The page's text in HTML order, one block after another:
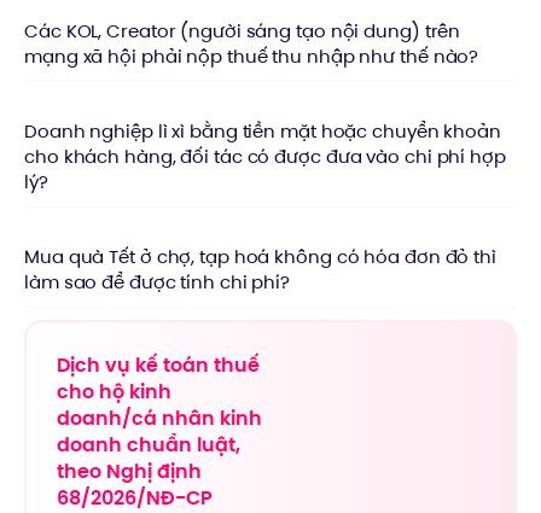
Các KOL, Creator (người sáng tạo nội dung) trên
mạng xã hội phải nộp thuế thu nhập như thế nào?
Doanh nghiệp lì xì bằng tiền mặt hoặc chuyển khoản
cho khách hàng, đối tác có được đưa vào chi phí hợp
lý?
Mua quà Tết ở chợ, tạp hoá không có hóa đơn đỏ thì
làm sao để được tính chi phí?
Dịch vụ kế toán thuế
cho hộ kinh
doanh/cá nhân kinh
doanh chuẩn luật,
theo Nghị định
68/2026/NĐ-CP